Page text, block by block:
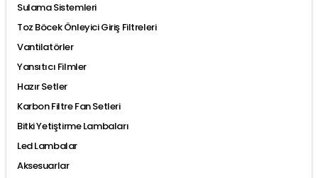
Sulama Sistemleri
Toz Böcek Önleyici Giriş Filtreleri
Vantilatörler
Yansıtıcı Filmler
Hazır Setler
Karbon Filtre Fan Setleri
Bitki Yetiştirme Lambaları
Led Lambalar
Aksesuarlar